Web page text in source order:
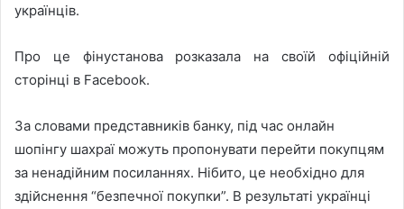
українців.
Про це фінустанова розказала на своїй офіційній
сторінці в Facebook.
За словами представників банку, під час онлайн
шопінгу шахраї можуть пропонувати перейти покупцям
за ненадійним посиланнях. Нібито, це необхідно для
здійснення “безпечної покупки”. В результаті українці